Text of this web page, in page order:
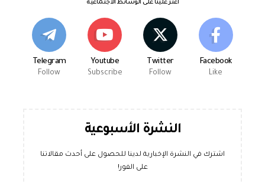
اعثر علينا على الوسائط الاجتماعية
Facebook
Like
Twitter
Follow
Youtube
Subscribe
Telegram
Follow
النشرة الأسبوعية
اشترك في النشرة الإخبارية لدينا للحصول على أحدث مقالاتنا
على الفور!